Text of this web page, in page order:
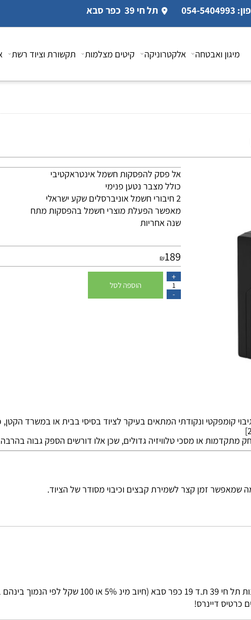
תל חי 39 כפר סבא
ואבטחה אלקטרוניקה קיטים מצלמות תקשורת וציוד רשת
אל פסק להפסקות חשמל אינטראקטיבי
כולל מצבר נטען פנימי
מאפשר הפעלת מוצרי חשמל בהפסקות מתח
₪
הוספה לסל
ונקודתי המתאים בעיקר לציוד בסיסי בבית או במשרד הקטן,
או מסכי טלוויזיה גדולים, שכן אלו דורשים הספק גבוה בהרבה.